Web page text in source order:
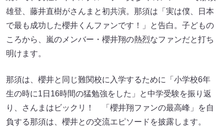
雄登、藤井直樹がさんまと初共演。那須は「実は僕、日本
で最も成功した櫻井くんファンです！」と告白。子どもの
ころから、嵐のメンバー・櫻井翔の熱烈なファンだと打ち
明けます。
那須は、櫻井と同じ難関校に入学するために「小学校6年
生の時に1日16時間の猛勉強をした」と中学受験を振り返
り、さんまはビックリ！ 「櫻井翔ファンの最高峰」を自
負する那須は、櫻井との交流エピソードを披露します。